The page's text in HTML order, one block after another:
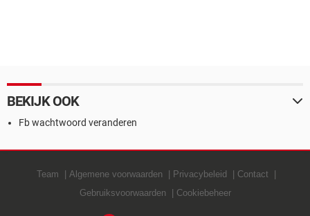
BEKIJK OOK
Fb wachtwoord veranderen
Team Algemene voorwaarden Privacybeleid
Contact
Gebruiksvoorwaarden
Cookiebeheer